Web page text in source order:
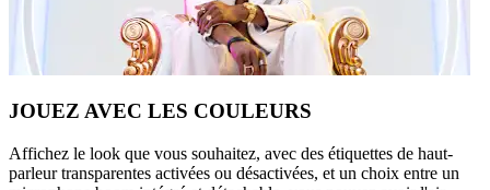
JOUEZ AVEC LES COULEURS
Affichez le look que vous souhaitez, avec des étiquettes de haut-
parleur transparentes activées ou désactivées, et un choix entre un